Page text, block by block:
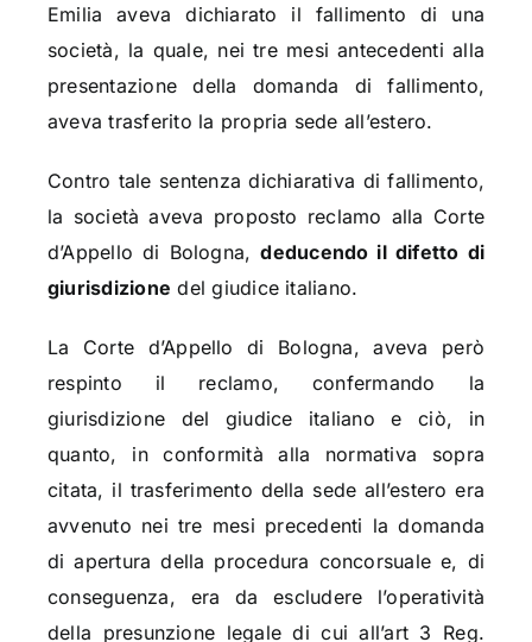
Emilia aveva dichiarato il fallimento di una
società, la quale, nei tre mesi antecedenti alla
presentazione della domanda di fallimento,
aveva trasferito la propria sede all’estero.
Contro tale sentenza dichiarativa di fallimento,
la società aveva proposto reclamo alla Corte
d’Appello di Bologna,deducendo il difetto di
giurisdizione del giudice italiano.
La Corte d’Appello di Bologna, aveva però
respinto il reclamo, confermando la
giurisdizione del giudice italiano e ciò, in
quanto, in conformità alla normativa sopra
citata, il trasferimento della sede all’estero era
avvenuto nei tre mesi precedenti la domanda
di apertura della procedura concorsuale e, di
conseguenza, era da escludere l’operatività
della presunzione legale di cui all’art 3 Reg.